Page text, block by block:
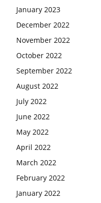
January 2023
December 2022
November 2022
October 2022
September 2022
August 2022
July 2022
June 2022
May 2022
April 2022
March 2022
February 2022
January 2022